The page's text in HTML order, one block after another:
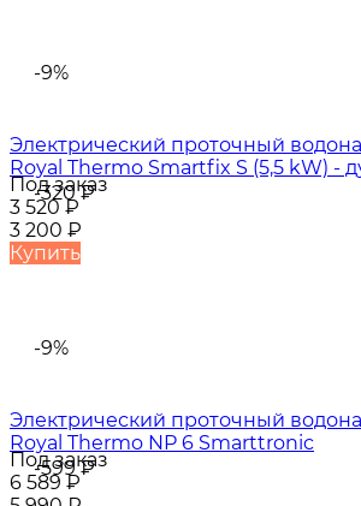
-9%
-320₽
Электрический проточный
Royal Thermo Smartfix S (5,5 kW) -
Под заказ
3 520₽
3 200 ₽
Купить
-9%
-599₽
Электрический проточный
Royal Thermo NP 6 Smarttronic
Под заказ
6 589₽